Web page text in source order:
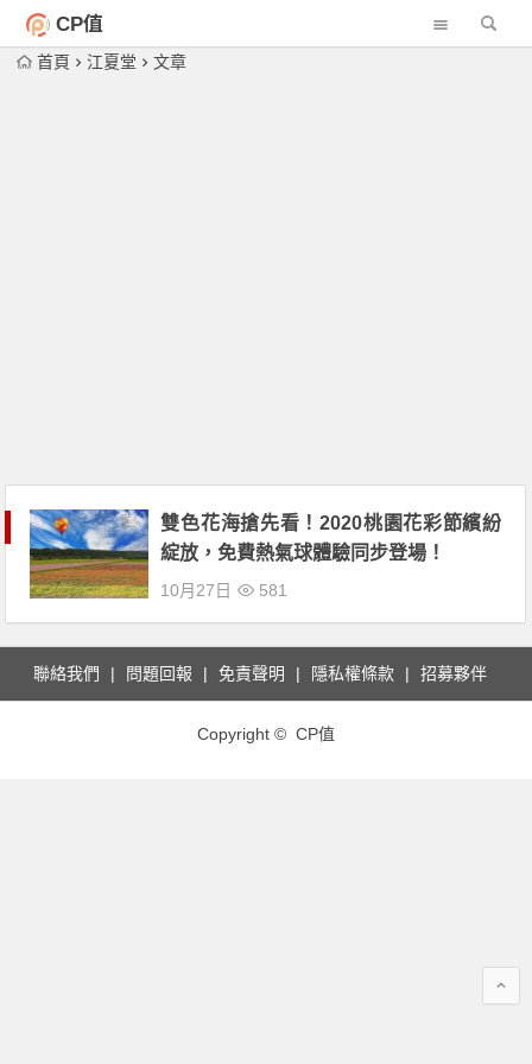
CP值
首頁 江夏堂 文章
雙色花海搶先看！2020桃園花彩節繽紛
綻放，免費熱氣球體驗同步登場！
10月27日 581
聯絡我們 問題回報 免責聲明 隱私權條款 招募夥伴
Copyright © CP值